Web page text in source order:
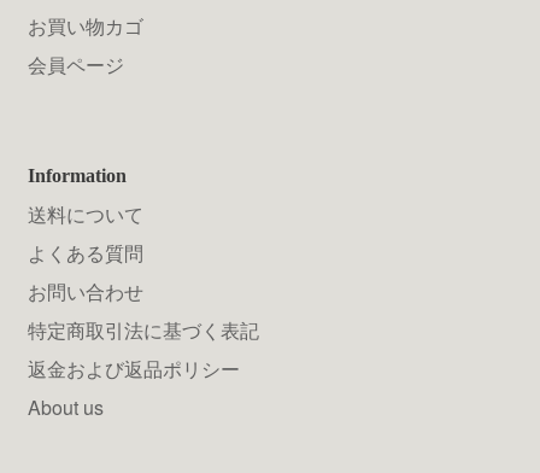
お買い物カゴ
会員ページ
Information
送料について
よくある質問
お問い合わせ
特定商取引法に基づく表記
返金および返品ポリシー
About us